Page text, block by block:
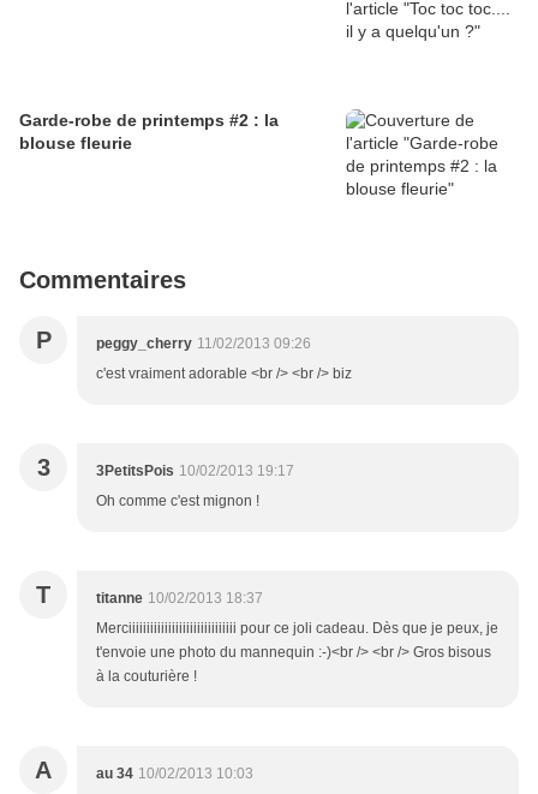
Garde-robe de printemps #2 : la
blouse fleurie
Commentaires
P peggy_cherry 11/02/2013 09:26
c'est vraiment adorable <br /> <br /> biz
3 3PetitsPois 10/02/2013 19:17
Oh comme c'est mignon !
T titanne 10/02/2013 18:37
Merciiiiiiiiiiiiiiiiiiiiiiiiiiiiii pour ce joli cadeau. Dès que je peux, je
t'envoie une photo du mannequin :-)<br /> <br /> Gros bisous
à la couturière !
A au 34 10/02/2013 10:03